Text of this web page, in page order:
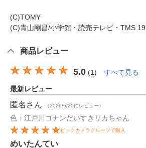
(C)TOMY
(C)青山剛昌/小学館・読売テレビ・TMS
商品レビュー
5.0 (1) すべて見る
最新レビュー
匿名 さん （2026/5/25にレビュー）
色：江戸川コナンだいすきリカちゃん
ビックカメラグループで購入
めいたんてい